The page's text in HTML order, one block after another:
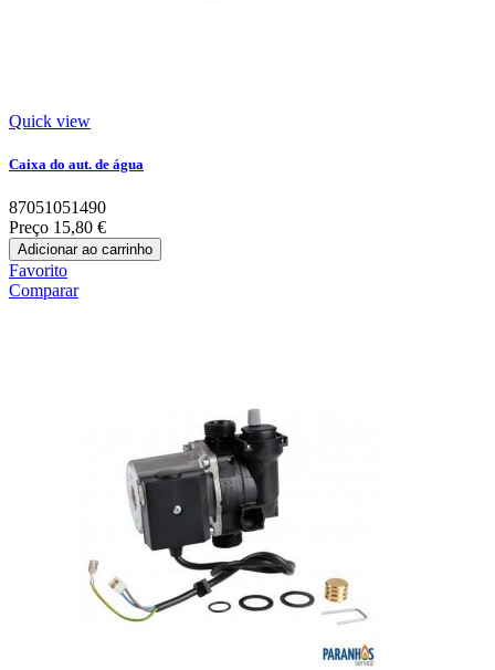
Quick view
Caixa do aut. de água
87051051490
Preço 15,80 €
Adicionar ao carrinho
Favorito
Comparar